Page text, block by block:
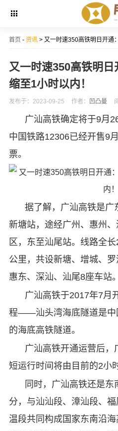
首页 - 资讯> 又一时速350高铁明日开通
又一时速350高铁明
缩至1小时以内！
发布于：2023-09-25 作者： 凹凸曼
广汕高铁确定将于9月
中国铁路12306已经开售9
票。
据了解，广汕高铁是广
新塘站，途经广州、惠州
区，东至汕尾站。线路全
公里，共设新塘、增城、罗
惠东、深汕、汕尾8座车站。
广汕高铁于2017年7月
程——汕头湾海底隧道是中
的海底高铁隧道。
广汕高铁开通运营后，
短运行时间将由目前的2小
同时，广汕高铁还是
分，与汕汕段、漳汕段、
温段共同构成国家东南沿